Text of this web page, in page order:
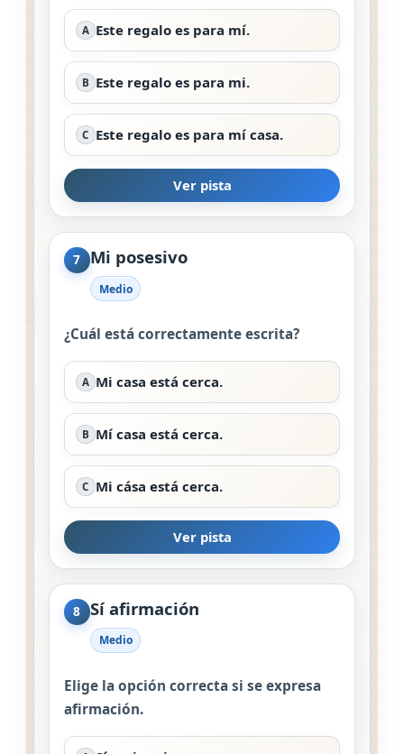
A Este regalo es para mí.
B Este regalo es para mi.
C Este regalo es para mí casa.
Ver pista
7 Mi posesivo
Medio
¿Cuál está correctamente escrita?
A Mi casa está cerca.
B Mí casa está cerca.
C Mi cása está cerca.
Ver pista
8 Sí afirmación
Medio
Elige la opción correcta si se expresa
afirmación.